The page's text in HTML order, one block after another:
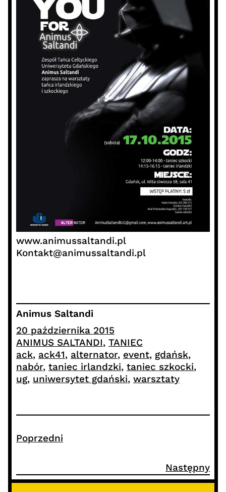
www.animussaltandi.pl
Kontakt@animussaltandi.pl
Animus Saltandi
20 października 2015
ANIMUS SALTANDI, TANIEC
ack, ack41, alternator, event, gdańsk ,
nabór, taniec irlandzki, taniec szkocki ,
ug, uniwersytet gdański, warsztaty
Poprzedni
Następny